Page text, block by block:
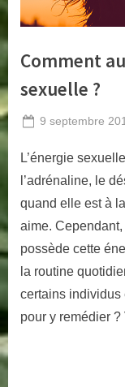
Comment
sexuelle ?
Posted
9 septembre
L’énergie
l’adrénaline, le
quand elle est à
aime. Cependant,
possède cette
la routine
certains individus
pour y remédier